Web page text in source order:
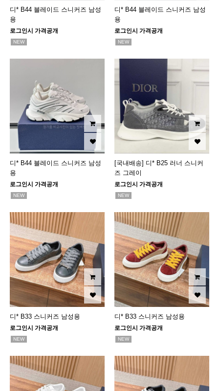
디* B44 블레이드 스니커즈 남성
용
로그인시 가격공개
NEW
디* B44 블레이드 스니커즈 남성
용
로그인시 가격공개
NEW
디* B44 블레이드 스니커즈 남성
용
로그인시 가격공개
NEW
[국내배송] 디* B25 러너 스니커
즈 그레이
로그인시 가격공개
NEW
디* B33 스니커즈 남성용
로그인시 가격공개
NEW
디* B33 스니커즈 남성용
로그인시 가격공개
NEW